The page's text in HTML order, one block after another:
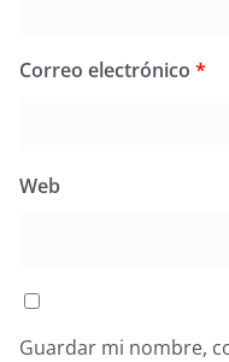
Correo electrónico *
Web
Guardar mi nombre,